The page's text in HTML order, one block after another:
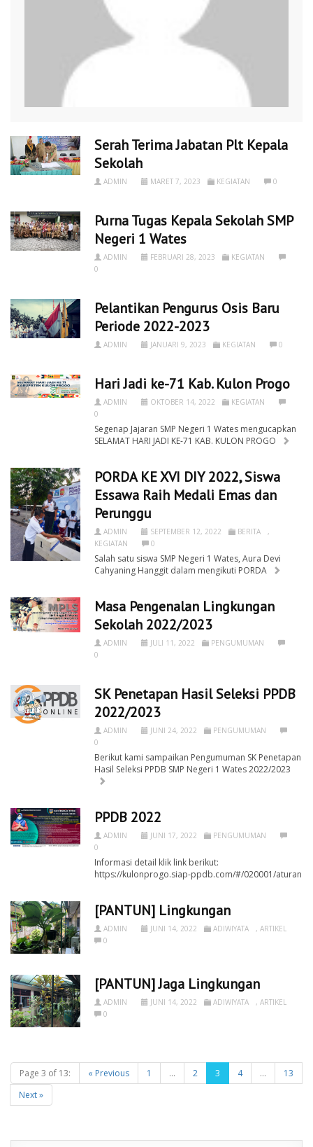
Serah Terima Jabatan Plt Kepala
Sekolah
ADMIN MARET 7, 2023 KEGIATAN 0
Purna Tugas Kepala Sekolah SMP
Negeri 1 Wates
ADMIN FEBRUARI 28, 2023
KEGIATAN
0
Pelantikan Pengurus Osis Baru
Periode 2022-2023
ADMIN JANUARI 9, 2023 KEGIATAN 0
Hari Jadi ke-71 Kab. Kulon Progo
ADMIN OKTOBER 14, 2022
KEGIATAN
0
Segenap Jajaran SMP Negeri 1 Wates mengucapkan
SELAMAT HARI JADI KE-71 KAB. KULON PROGO
PORDA KE XVI DIY 2022, Siswa
Essawa Raih Medali Emas dan
Perunggu
ADMIN SEPTEMBER 12, 2022 BERITA
,
KEGIATAN
0
Salah satu siswa SMP Negeri 1 Wates, Aura Devi
Cahyaning Hanggit dalam mengikuti PORDA
Masa Pengenalan Lingkungan
Sekolah 2022/2023
ADMIN JULI 11, 2022
PENGUMUMAN
0
SK Penetapan Hasil Seleksi PPDB
2022/2023
ADMIN JUNI 24, 2022
PENGUMUMAN
0
Berikut kami sampaikan Pengumuman SK Penetapan
Hasil Seleksi PPDB SMP Negeri 1 Wates 2022/2023
PPDB 2022
ADMIN JUNI 17, 2022
PENGUMUMAN
0
Informasi detail klik link berikut:
https://kulonprogo.siap-ppdb.com/#/020001/aturan
[PANTUN] Lingkungan
ADMIN JUNI 14, 2022 ADIWIYATA , ARTIKEL
0
[PANTUN] Jaga Lingkungan
ADMIN JUNI 14, 2022 ADIWIYATA , ARTIKEL
0
Page 3 of 13: « Previous 1 ... 2 3 4 ...
13
Next »